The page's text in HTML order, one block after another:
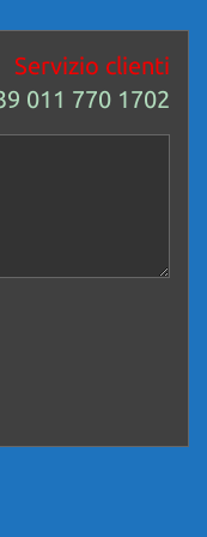
pubblicati dai diversi
non rappresentano
Servizio clienti
011 770 1702